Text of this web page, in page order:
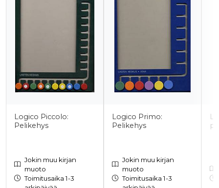
Logico Piccolo:
Pelikehys
Jokin muu kirjan
muoto
Toimitusaika 1-3
Logico Primo:
Pelikehys
Jokin muu kirjan
muoto
Toimitusaika 1-3